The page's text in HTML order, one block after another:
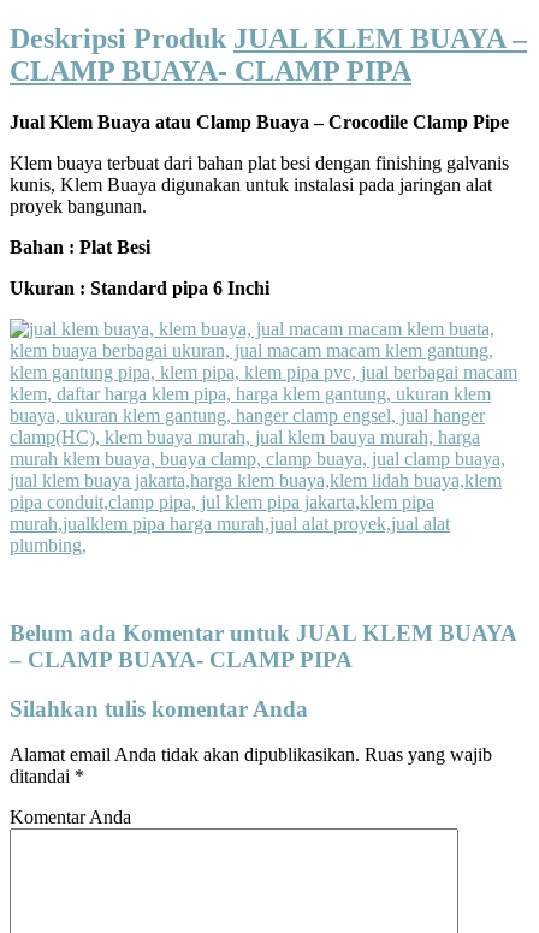
Deskripsi Produk JUAL KLEM BUAYA –
CLAMP BUAYA- CLAMP PIPA
Jual Klem Buaya atau Clamp Buaya – Crocodile Clamp Pipe
Klem buaya terbuat dari bahan plat besi dengan finishing galvanis
kunis, Klem Buaya digunakan untuk instalasi pada jaringan alat
proyek bangunan.
Bahan : Plat Besi
Ukuran : Standard pipa 6 Inchi
Belum ada Komentar untuk JUAL KLEM BUAYA
– CLAMP BUAYA- CLAMP PIPA
Silahkan tulis komentar Anda
Alamat email Anda tidak akan dipublikasikan. Ruas yang wajib
ditandai *
Komentar Anda